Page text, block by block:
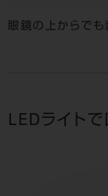
眼鏡の上からでも
LEDライトで